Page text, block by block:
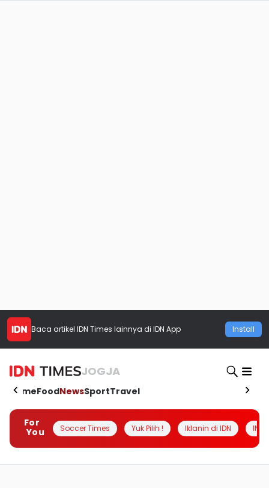
Baca artikel IDN Times lainnya di IDN App Install
JOGJA
HomeFoodNewsSportTravel
For
You
Soccer Times Yuk Pilih ! Iklanin di IDN